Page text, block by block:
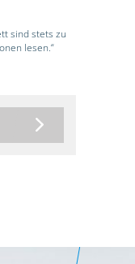
sind stets zu
lesen.“